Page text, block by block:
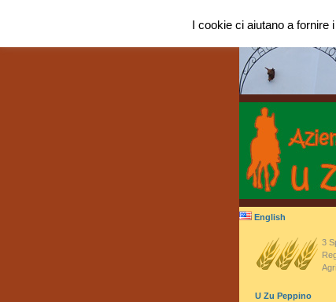
English
3
U Zu Peppino
I cookie ci aiutano a fornire